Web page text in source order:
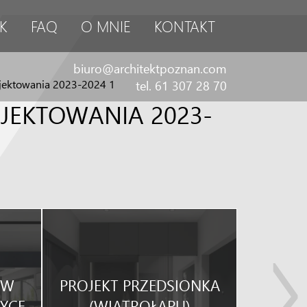
FAQ O MNIE KONTAKT
biuro@architektpoznan.com
tel. 61 307 28 70
2023-2024 1
2023-
PROJEKT PRZEDSIONKA